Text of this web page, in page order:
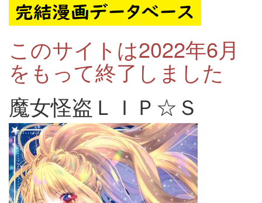
このサイトは2022年6月
をもって終了しました
魔女怪盗ＬＩＰ☆Ｓ